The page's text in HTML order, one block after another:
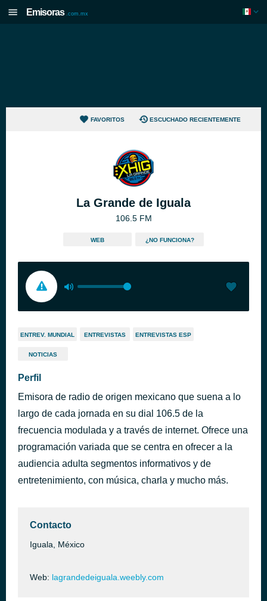
Emisoras .com.mx
FAVORITOS ESCUCHADO RECIENTEMENTE
La Grande de Iguala
106.5 FM
WEB ¿NO FUNCIONA?
ENTREV. MUNDIAL ENTREVISTAS ENTREVISTAS ESP
NOTICIAS
Perfil
Emisora de radio de origen mexicano que suena a lo
largo de cada jornada en su dial 106.5 de la
frecuencia modulada y a través de internet. Ofrece una
programación variada que se centra en ofrecer a la
audiencia adulta segmentos informativos y de
entretenimiento, con música, charla y mucho más.
Contacto
Iguala, México
Web: lagrandedeiguala.weebly.com